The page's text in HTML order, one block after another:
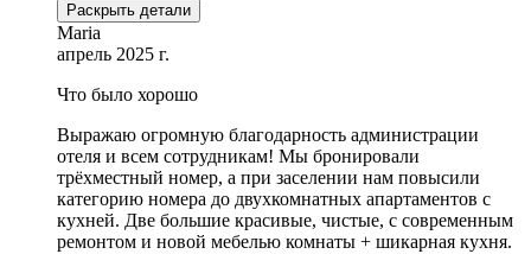
Раскрыть детали
Maria
апрель 2025 г.
Что было хорошо
Выражаю огромную благодарность администрации
отеля и всем сотрудникам! Мы бронировали
трёхместный номер, а при заселении нам повысили
категорию номера до двухкомнатных апартаментов с
кухней. Две большие красивые, чистые, с современным
ремонтом и новой мебелью комнаты + шикарная кухня.